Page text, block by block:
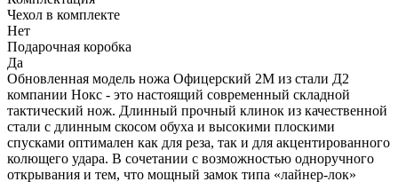
Чехол в комплекте
Нет
Подарочная коробка
Да
Обновленная модель ножа Офицерский 2М из стали Д2
компании Нокс - это настоящий современный складной
тактический нож. Длинный прочный клинок из качественной
стали с длинным скосом обуха и высокими плоскими
спусками оптимален как для реза, так и для акцентированного
колющего удара. В сочетании с возможностью одноручного
открывания и тем, что мощный замок типа «лайнер-лок»